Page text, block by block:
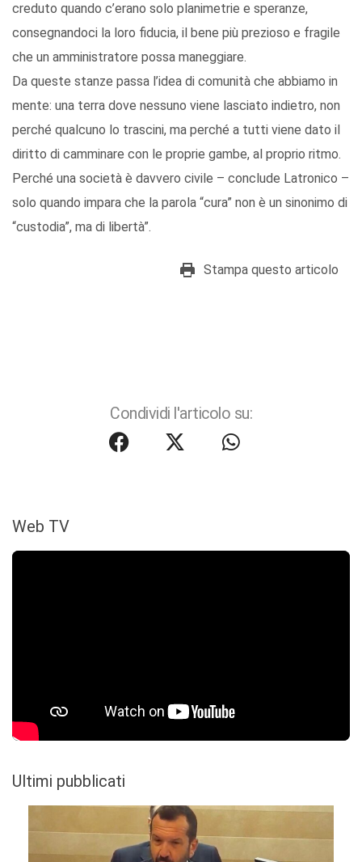
creduto quando c’erano solo planimetrie e speranze,
consegnandoci la loro fiducia, il bene più prezioso e fragile
che un amministratore possa maneggiare.
Da queste stanze passa l’idea di comunità che abbiamo in
mente: una terra dove nessuno viene lasciato indietro, non
perché qualcuno lo trascini, ma perché a tutti viene dato il
diritto di camminare con le proprie gambe, al proprio ritmo.
Perché una società è davvero civile – conclude Latronico –
solo quando impara che la parola “cura” non è un sinonimo di
“custodia”, ma di libertà”.
Stampa questo articolo
Condividi l'articolo su:
Web TV
Ultimi pubblicati